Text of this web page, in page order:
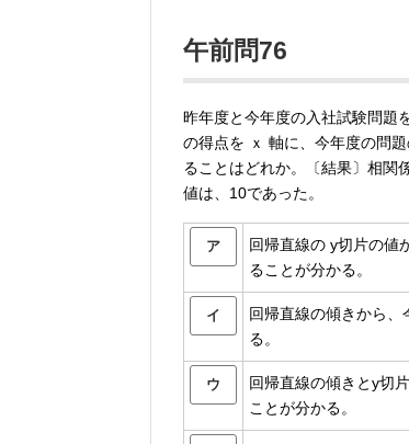
午前問76
昨年度と今年度の入社試験問題
の得点を ｘ 軸に、今年度の問
ることはどれか。〔結果〕相関
値は、10であった。
ア
回帰直線の y切片の値
ることが分かる。
イ
回帰直線の傾きから
る。
ウ
回帰直線の傾きとy切
ことが分かる。